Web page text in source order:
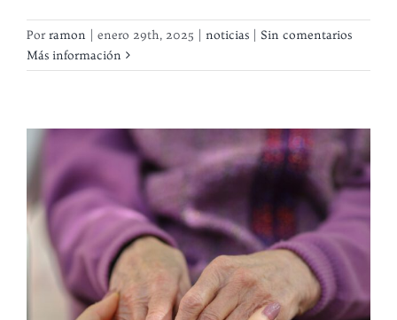
Porramon enero 29th, 2025 noticias
Sin comentarios
Más información